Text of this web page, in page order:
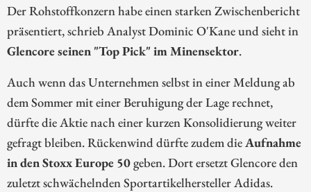
Der Rohstoffkonzern habe einen starken Zwischenbericht
präsentiert, schrieb Analyst Dominic O'Kane und sieht in
Glencore seinen "Top Pick" im Minensektor.
Auch wenn das Unternehmen selbst in einer Meldung ab
dem Sommer mit einer Beruhigung der Lage rechnet,
dürfte die Aktie nach einer kurzen Konsolidierung weiter
gefragt bleiben. Rückenwind dürfte zudem dieAufnahme
in den Stoxx Europe 50geben. Dort ersetzt Glencore den
zuletzt schwächelnden Sportartikelhersteller Adidas.